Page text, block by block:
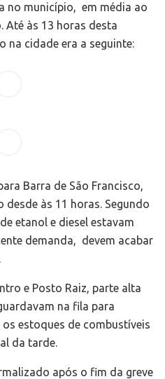
no município, em média ao
Até às 13 horas desta
na cidade era a seguinte:
Barra de São Francisco,
às 11 horas. Segundo
etanol e diesel estavam
demanda, devem acabar
e Posto Raiz, parte alta
na fila para
os estoques de combustíveis
da tarde.
após o fim da greve